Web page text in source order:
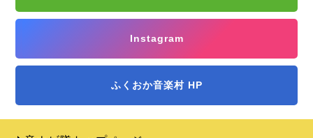
Instagram
ふくおか音楽村 HP